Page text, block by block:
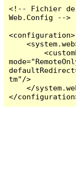
<!-- Fichier
Web.Config -->
<configuration>
    <system.web>
        <customErrors
tm"/>
    </system.web>
</